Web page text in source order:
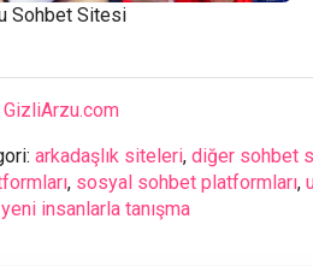
Sohbet Sitesi
GizliArzu.com
arkadaşlık siteleri, diğer sohbet
, sosyal sohbet platformları,
yeni insanlarla tanışma